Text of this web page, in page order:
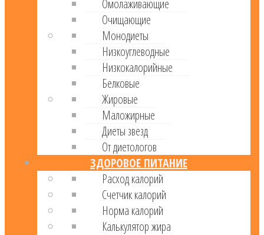
Омолаживающие
Очищающие
Монодиеты
Низкоуглеводные
Низкокалорийные
Белковые
Жировые
Маложирные
Диеты звезд
От диетологов
ЗДОРОВОЕ ПИТАНИЕ
Расход калорий
Cчетчик калорий
Норма калорий
Калькулятор жира